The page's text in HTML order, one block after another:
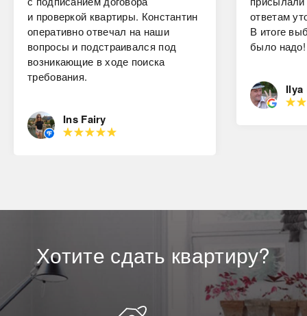
и проверкой квартиры. Константин
оперативно отвечал на наши
вопросы и подстраивался под
возникающие в ходе поиска
требования.
Ins Fairy
ответам
В итоге
было надо!
Ilya
Хотите сдать квартиру?